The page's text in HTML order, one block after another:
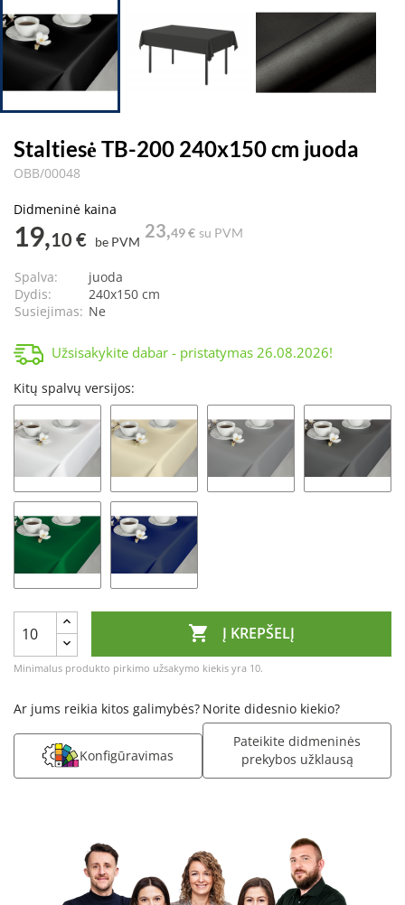
Staltiesė TB-200 240x150 cm juoda
OBB/00048
Didmeninė kaina
19,10 € be PVM
23,49 € su PVM
Spalva:
juoda
Dydis:
240x150 cm
Susiejimas: Ne
Užsisakykite dabar - pristatymas 26.08.2026!
Kitų spalvų versijos:
 Į KREPŠELĮ
Minimalus produkto pirkimo užsakymo kiekis yra 10.
Ar jums reikia kitos galimybės?
Konfigūravimas
Norite didesnio kiekio?
Pateikite didmeninės
prekybos užklausą